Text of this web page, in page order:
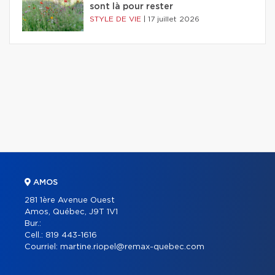
sont là pour rester
STYLE DE VIE 17 juillet 2026
AMOS
281 1ère Avenue Ouest
Amos, Québec, J9T 1V1
Bur.:
Cell.: 819 443-1616
Courriel: martine.riopel@remax-quebec.com